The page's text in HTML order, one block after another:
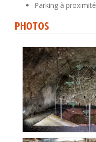
Parking à proximité
PHOTOS